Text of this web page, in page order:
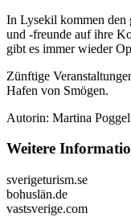
In Lysekil kommen den
und -freunde auf ihre
gibt es immer wieder
Zünftige
Hafen von Smögen.
Autorin: Martina Poggel
Weitere
sverigeturism.se
bohuslän.de
vastsverige.com